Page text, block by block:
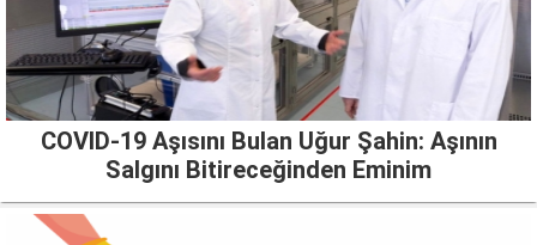
COVID-19 Aşısını Bulan Uğur Şahin: Aşının
Salgını Bitireceğinden Eminim